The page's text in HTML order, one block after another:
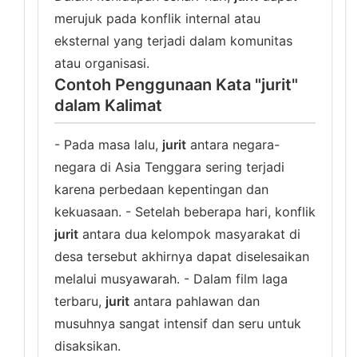
merujuk pada konflik internal atau
eksternal yang terjadi dalam komunitas
atau organisasi.
Contoh Penggunaan Kata "jurit"
dalam Kalimat
- Pada masa lalu, jurit antara negara-
negara di Asia Tenggara sering terjadi
karena perbedaan kepentingan dan
kekuasaan. - Setelah beberapa hari, konflik
jurit antara dua kelompok masyarakat di
desa tersebut akhirnya dapat diselesaikan
melalui musyawarah. - Dalam film laga
terbaru, jurit antara pahlawan dan
musuhnya sangat intensif dan seru untuk
disaksikan.